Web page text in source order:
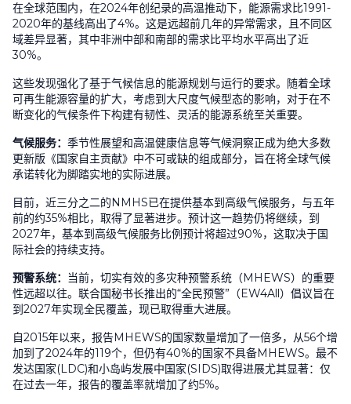
在全球范围内，在2024年创纪录的高温推动下，能源需求比1991-
2020年的基线高出了4%。这是远超前几年的异常需求，且不同区
域差异显著，其中非洲中部和南部的需求比平均水平高出了近
30%。
这些发现强化了基于气候信息的能源规划与运行的要求。随着全球
可再生能源容量的扩大，考虑到大尺度气候型态的影响，对于在不
断变化的气候条件下构建有韧性、灵活的能源系统至关重要。
气候服务： 季节性展望和高温健康信息等气候洞察正成为绝大多数
更新版《国家自主贡献》中不可或缺的组成部分，旨在将全球气候
承诺转化为脚踏实地的实际进展。
目前，近三分之二的NMHS已在提供基本到高级气候服务，与五年
前的约35%相比，取得了显著进步。预计这一趋势仍将继续，到
2027年，基本到高级气候服务比例预计将超过90%，这取决于国
际社会的持续支持。
预警系统： 当前，切实有效的多灾种预警系统（MHEWS）的重要
性远超以往。联合国秘书长推出的“全民预警”（EW4All）倡议旨在
到2027年实现全民覆盖，现已取得重大进展。
自2015年以来，报告MHEWS的国家数量增加了一倍多，从56个增
加到了2024年的119个，但仍有40%的国家不具备MHEWS。最不
发达国家(LDC)和小岛屿发展中国家(SIDS)取得进展尤其显著：仅
在过去一年，报告的覆盖率就增加了约5%。